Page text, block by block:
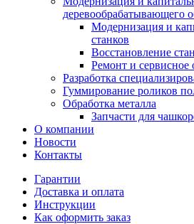
деревообрабатывающего
Модернизация и
станков
Восстановление
Ремонт и сервисное
Разработка
Гуммирование роликов
Обработка металла
Запчасти для
О компании
Новости
Контакты
Гарантии
Доставка и оплата
Инструкции
Как оформить заказ